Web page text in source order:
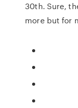
30th. Sure,
more but for